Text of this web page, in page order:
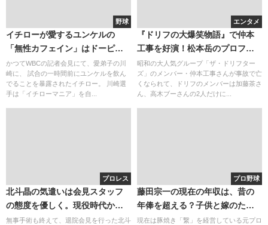
野球
イチローが愛するユンケルの
「無性カフェイン」はドーピン
グにならない？
かつてWBCの記者会見にて、愛弟子の川
崎に、 試合の一時間前にユンケルを飲ん
でることを暴露されたイチロー。 川崎選
手は「イチローマニア」を自...
エンタメ
『ドリフの大爆笑物語』で仲本
工事を好演！松本岳のプロフィ
ール
昭和の大人気グループ「ザ・ドリフター
ズ」のメンバー・仲本工事さんが事故で亡
くなられて、ドリフのメンバーは加藤茶さ
ん、高木ブーさんの2人だけに...
プロレス
北斗晶の気遣いは会見スタッフ
の態度を優しく。現役時代から
北斗晶の気遣いは上手だった？
無事手術も終えて、退院会見を行った北斗
プロ野球
藤田宗一の現在の年収は、昔の
年俸を超える？子供と嫁のため
にお店をオープン！
現在は豚焼き「繋」を経営している元プロ